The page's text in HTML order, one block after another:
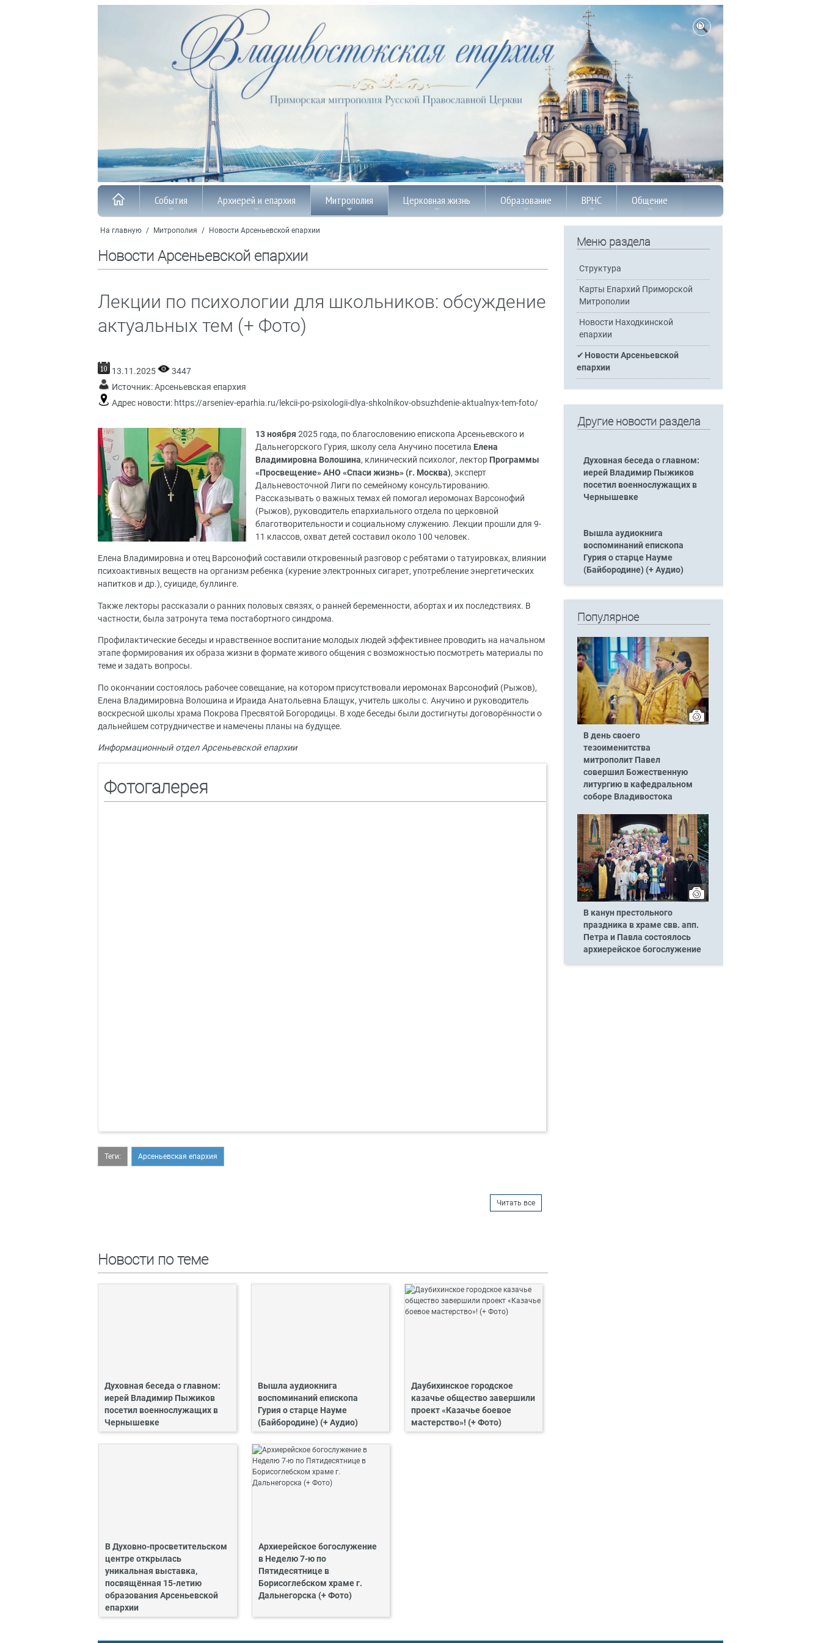
События Архиерей и епархия Митрополия Церковная жизнь Образование ВРНС Общение
На главную / Митрополия / Новости Арсеньевской епархии
Новости Арсеньевской епархии
Лекции по психологии для школьников: обсуждение
актуальных тем (+ Фото)
13.11.2025
3447
Источник:Арсеньевская епархия
Адрес новости: https://arseniev-eparhia.ru/lekcii-po-psixologii-dlya-shkolnikov-obsuzhdenie-aktualnyx-tem-foto/
13 ноября 2025 года, по благословению епископа Арсеньевского и
Дальнегорского Гурия, школу села Анучино посетила Елена
Владимировна Волошина, клинический психолог, лектор Программы
«Просвещение» АНО «Спаси жизнь» (г. Москва), эксперт
Дальневосточной Лиги по семейному консультированию.
Рассказывать о важных темах ей помогал иеромонах Варсонофий
(Рыжов), руководитель епархиального отдела по церковной
благотворительности и социальному служению. Лекции прошли для 9-
11 классов, охват детей составил около 100 человек.
Елена Владимировна и отец Варсонофий составили откровенный разговор с ребятами о татуировках, влиянии
психоактивных веществ на организм ребенка (курение электронных сигарет, употребление энергетических
напитков и др.), суициде, буллинге.
Также лекторы рассказали о ранних половых связях, о ранней беременности, абортах и их последствиях. В
частности, была затронута тема постабортного синдрома.
Профилактические беседы и нравственное воспитание молодых людей эффективнее проводить на начальном
этапе формирования их образа жизни в формате живого общения с возможностью посмотреть материалы по
теме и задать вопросы.
По окончании состоялось рабочее совещание, на котором присутствовали иеромонах Варсонофий (Рыжов),
Елена Владимировна Волошина и Ираида Анатольевна Блащук, учитель школы с. Анучино и руководитель
воскресной школы храма Покрова Пресвятой Богородицы. В ходе беседы были достигнуты договорённости о
дальнейшем сотрудничестве и намечены планы на будущее.
Информационный отдел Арсеньевской епархии
Фотогалерея
Теги: Арсеньевская епархия
Читать все
Новости по теме
Духовная беседа о главном:
иерей Владимир Пыжиков
посетил военнослужащих в
Чернышевке
Вышла аудиокнига
воспоминаний епископа
Гурия о старце Науме
(Байбородине) (+ Аудио)
Даубихинское городское
казачье общество завершили
проект «Казачье боевое
мастерство»! (+ Фото)
В Духовно-просветительском
центре открылась
уникальная выставка,
посвящённая 15-летию
образования Арсеньевской
епархии
Архиерейское богослужение
в Неделю 7-ю по
Пятидесятнице в
Борисоглебском храме г.
Дальнегорска (+ Фото)
Меню раздела
Структура
Карты Епархий Приморской
Митрополии
Новости Находкинской
епархии
Новости Арсеньевской
епархии
Другие новости раздела
Духовная беседа о главном:
иерей Владимир Пыжиков
посетил военнослужащих в
Чернышевке
Вышла аудиокнига
воспоминаний епископа
Гурия о старце Науме
(Байбородине) (+ Аудио)
Популярное
В день своего
тезоименитства
митрополит Павел
совершил Божественную
литургию в кафедральном
соборе Владивостока
В канун престольного
праздника в храме свв. апп.
Петра и Павла состоялось
архиерейское богослужение